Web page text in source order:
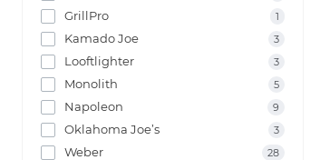
GrillPro 1
Kamado Joe 3
Looftlighter 3
Monolith 5
Napoleon 9
Oklahoma Joe’s 3
Weber 28